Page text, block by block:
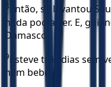
8 Então, se levantou
nada podia ver. E,
Damasco.
9
Esteve três dias sem
nem bebeu.